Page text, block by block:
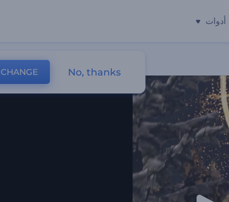
أدوات
CHANGE No, thanks